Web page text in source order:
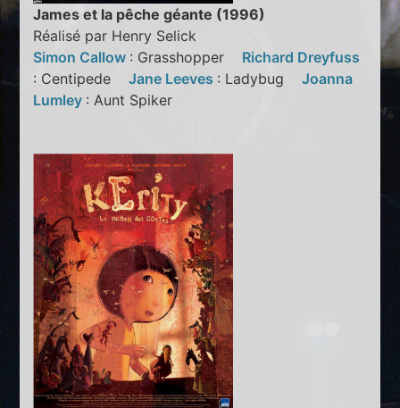
James et la pêche géante (1996)
Réalisé par Henry Selick
Simon Callow : Grasshopper Richard Dreyfuss
: CentipedeJane Leeves : LadybugJoanna
Lumley : Aunt Spiker